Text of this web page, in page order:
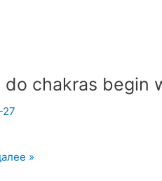
do chakras begin
27
»